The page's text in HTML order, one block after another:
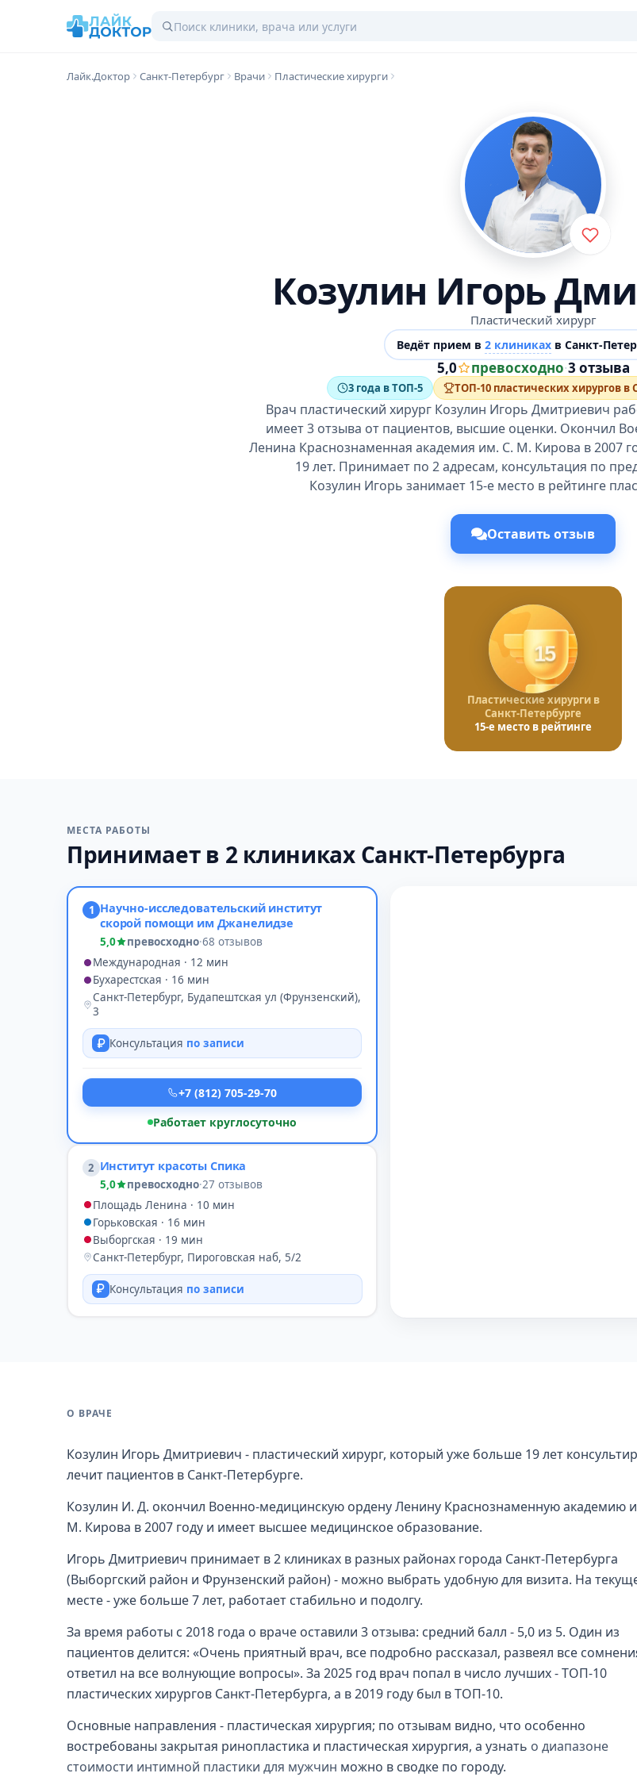
Лайк.Доктор Санкт-Петербург Врачи Пластические хирурги
Козулин Игорь
Пластический хирург
Ведёт прием в 2 клиниках в Санкт-
5,0 превосходно·3 отзыва
3 года в ТОП-5 ТОП-10 пластических хирургов в
Врач пластический хирург Козулин Игорь Дмитриевич
имеет 3 отзыва от пациентов, высшие оценки. Окончил
Ленина Краснознаменная академия им. С. М. Кирова в 2007
19 лет. Принимает по 2 адресам, консультация по
Козулин Игорь занимает 15-е место в рейтинге
Оставить отзыв
15
Пластические хирурги в
Санкт-Петербурге
15-е место в рейтинге
МЕСТА РАБОТЫ
Принимает в 2 клиниках Санкт-Петербурга
1 Научно-исследовательский институт
скорой помощи им Джанелидзе
5,0 превосходно·68 отзывов
Международная · 12 мин
Бухарестская · 16 мин
Санкт-Петербург, Будапештская ул (Фрунзенский),
3
Консультация по записи
+7 (812) 705-29-70
Работает круглосуточно
2 Институт красоты Спика
5,0 превосходно·27 отзывов
Площадь Ленина · 10 мин
Горьковская · 16 мин
Выборгская · 19 мин
Санкт-Петербург, Пироговская наб, 5/2
Консультация по записи
О ВРАЧЕ
Козулин Игорь Дмитриевич - пластический хирург, который уже больше 19 лет
лечит пациентов в Санкт-Петербурге.
Козулин И. Д. окончил Военно-медицинскую ордену Ленину Краснознаменную академию
М. Кирова в 2007 году и имеет высшее медицинское образование.
Игорь Дмитриевич принимает в 2 клиниках в разных районах города Санкт-Петербурга
(Выборгский район и Фрунзенский район) - можно выбрать удобную для визита. На
месте - уже больше 7 лет, работает стабильно и подолгу.
За время работы с 2018 года о враче оставили 3 отзыва: средний балл - 5,0 из 5. Один из
пациентов делится: «Очень приятный врач, все подробно рассказал, развеял все
ответил на все волнующие вопросы». За 2025 год врач попал в число лучших - ТОП-10
пластических хирургов Санкт-Петербурга, а в 2019 году был в ТОП-10.
Основные направления - пластическая хирургия; по отзывам видно, что особенно
востребованы закрытая ринопластика и пластическая хирургия, а узнать о диапазоне
стоимости интимной пластики для мужчин можно в сводке по городу.